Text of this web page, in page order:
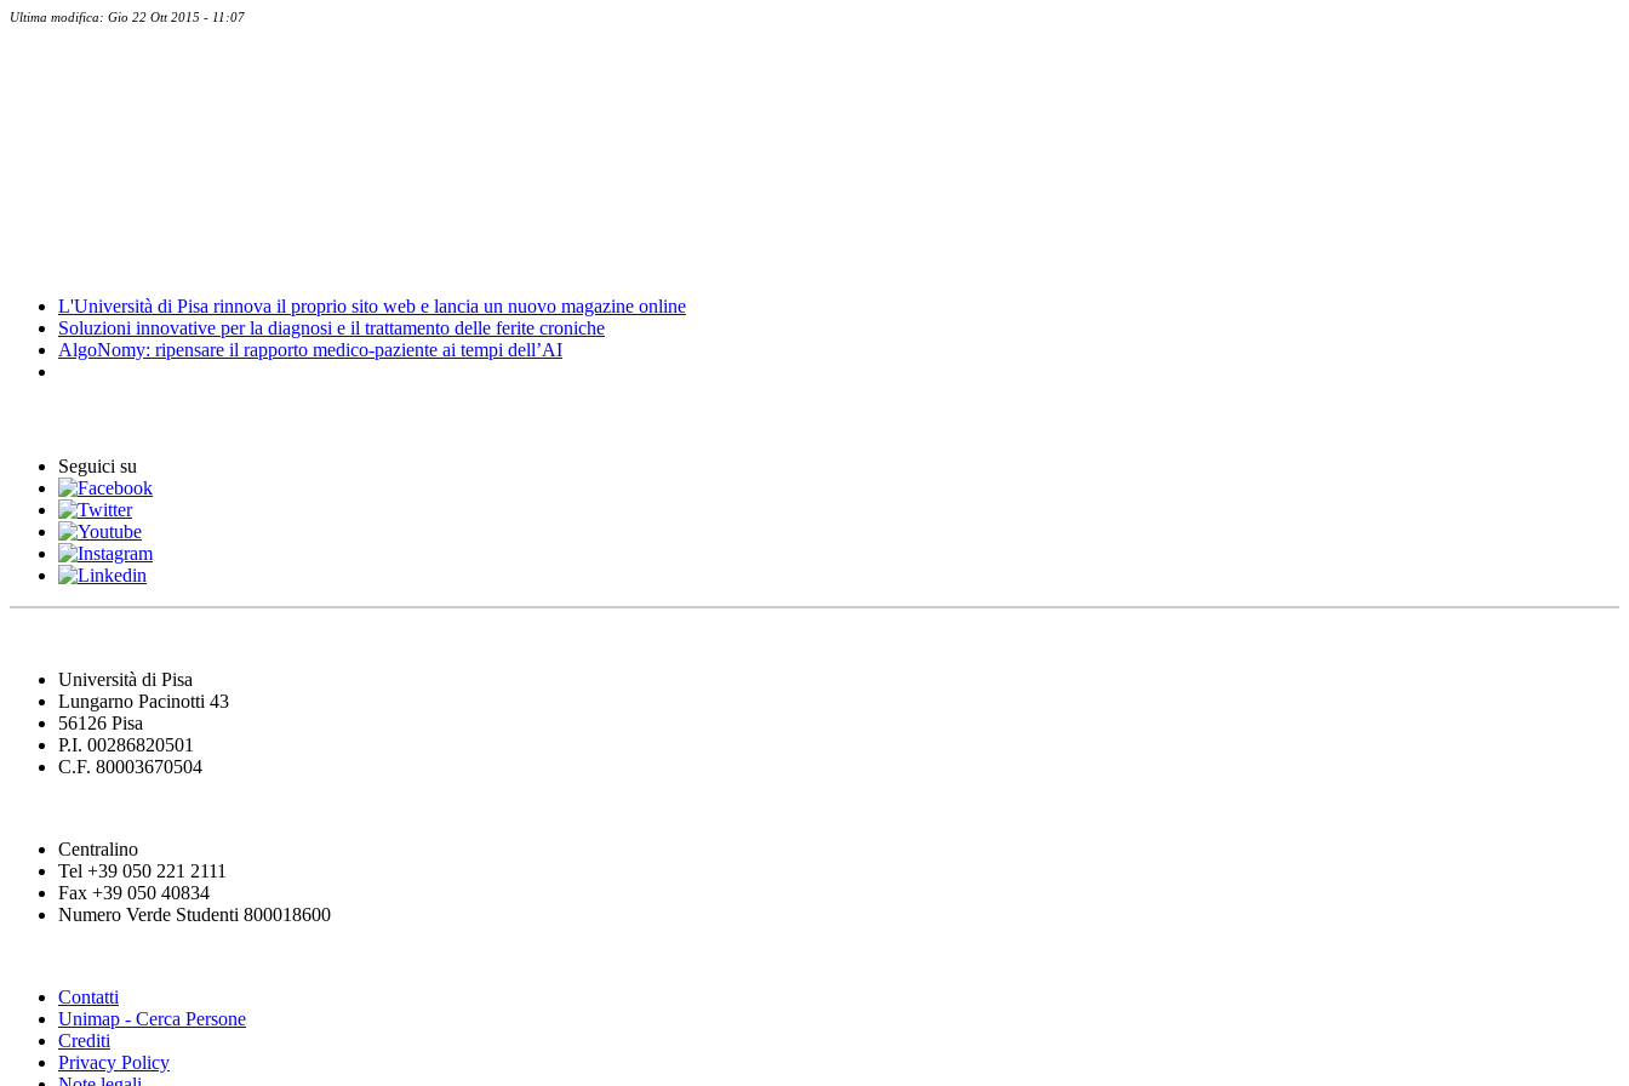
Ultima modifica: Gio 22 Ott 2015 - 11:07
L'Università di Pisa rinnova il proprio sito web e lancia un nuovo magazine online
Soluzioni innovative per la diagnosi e il trattamento delle ferite croniche
AlgoNomy: ripensare il rapporto medico-paziente ai tempi dell’AI
Seguici su
Università di Pisa
Lungarno Pacinotti 43
56126 Pisa
P.I. 00286820501
C.F. 80003670504
Centralino
Tel +39 050 221 2111
Fax +39 050 40834
Numero Verde Studenti 800018600
Contatti
Unimap - Cerca Persone
Crediti
Privacy Policy